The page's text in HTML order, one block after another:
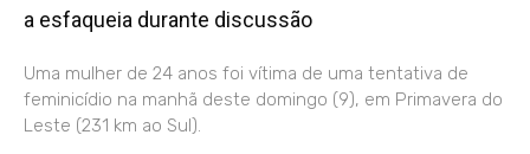
a esfaqueia durante discussão
Uma mulher de 24 anos foi vítima de uma tentativa de
feminicídio na manhã deste domingo (9), em Primavera do
Leste (231 km ao Sul).